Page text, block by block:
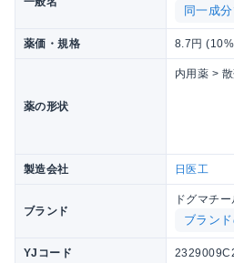
同一成
薬価・規格 8.7円
薬の形状
内用薬 >
製造会社 日医工
ブランド
ドグマチ
ブラン
YJコード